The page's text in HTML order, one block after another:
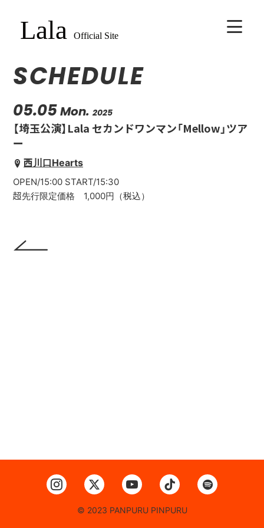
HOME
VIDEO
SCHEDULE
05.05Mon. 2025
【埼玉公演】Lala セカンドワンマン「Mellow」ツア
ー
西川口Hearts
OPEN/15:00 START/15:30
超先行限定価格 1,000円（税込）
© 2023 PANPURU PINPURU